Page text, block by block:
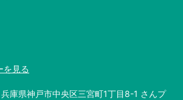
を見る
県神戸市中央区三宮町1丁目8-1 さんプ